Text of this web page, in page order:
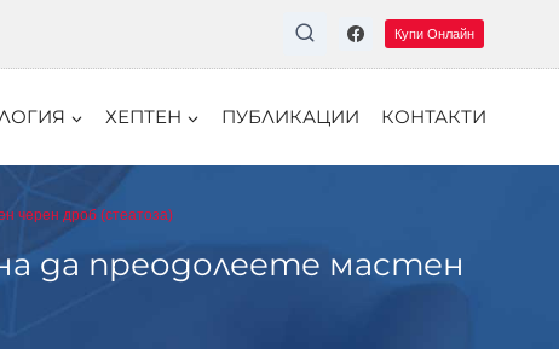
Купи Онлайн
ХЕПТЕН ПУБЛИКАЦИИ КОНТАКТИ
черен дроб (стеатоза)
да преодолеете мастен